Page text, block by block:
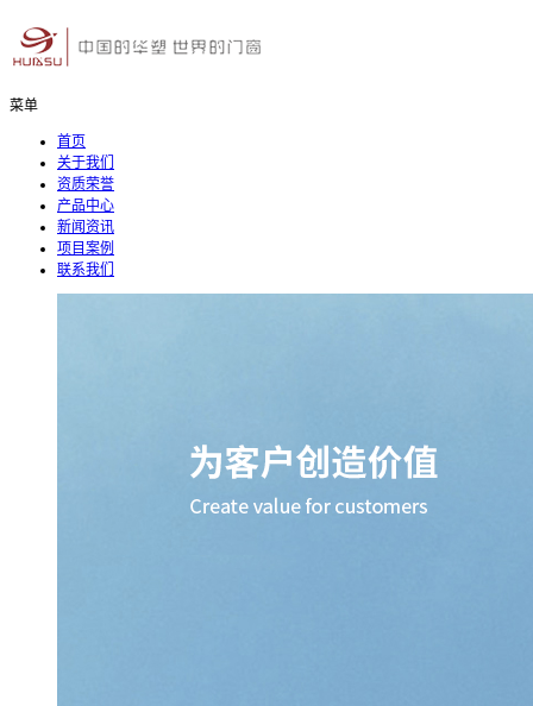
菜单
首页
关于我们
资质荣誉
产品中心
新闻资讯
项目案例
联系我们